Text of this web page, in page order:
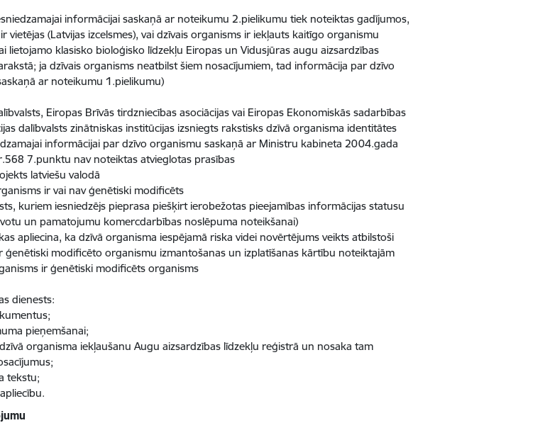
informācijai saskaņā ar noteikumu 2.pielikumu tiek noteiktas gadījumos,
vietējas (Latvijas izcelsmes), vai dzīvais organisms ir iekļauts kaitīgo organismu
lietojamo klasisko bioloģisko līdzekļu Eiropas un Vidusjūras augu aizsardzības
ja dzīvais organisms neatbilst šiem nosacījumiem, tad informācija par dzīvo
ar noteikumu 1.pielikumu)
Eiropas Brīvās tirdzniecības asociācijas vai Eiropas Ekonomiskās sadarbības
dalībvalsts zinātniskas institūcijas izsniegts rakstisks dzīvā organisma identitātes
informācijai par dzīvo organismu saskaņā ar Ministru kabineta 2004.gada
7.punktu nav noteiktas atvieglotas prasības
latviešu valodā
ir vai nav ģenētiski modificēts
kuriem iesniedzējs pieprasa piešķirt ierobežotas pieejamības informācijas statusu
un pamatojumu komercdarbības noslēpuma noteikšanai)
apliecina, ka dzīvā organisma iespējamā riska videi novērtējums veikts atbilstoši
ģenētiski modificēto organismu izmantošanas un izplatīšanas kārtību noteiktajām
ir ģenētiski modificēts organisms
dienests:
pieņemšanai;
organisma iekļaušanu Augu aizsardzības līdzekļu reģistrā un nosaka tam
tekstu;